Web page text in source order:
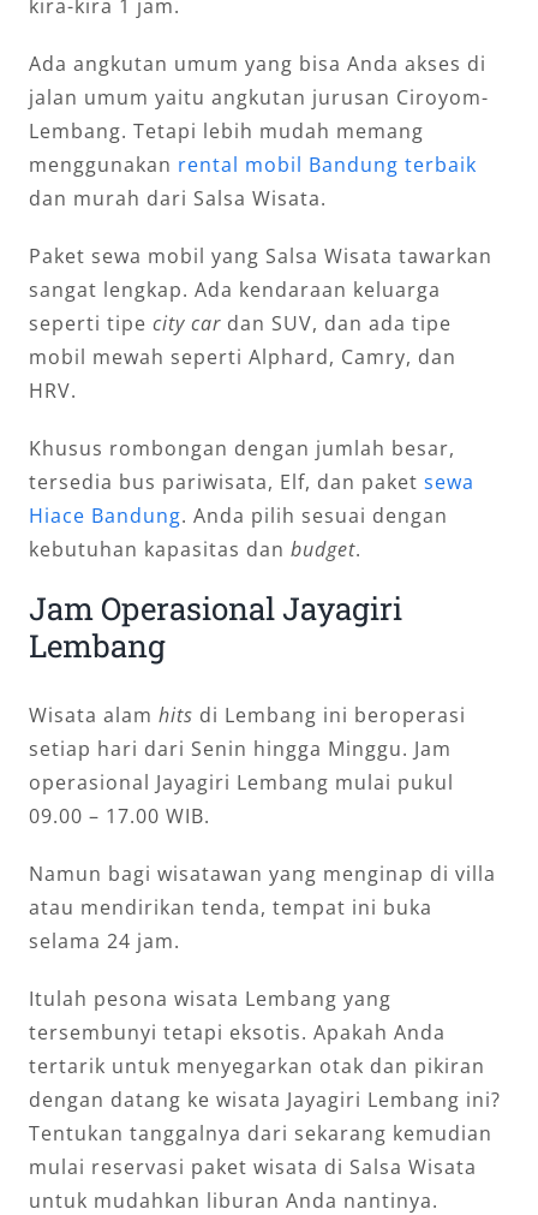
kira-kira 1 jam.
Ada angkutan umum yang bisa Anda akses di
jalan umum yaitu angkutan jurusan Ciroyom-
Lembang. Tetapi lebih mudah memang
menggunakan rental mobil Bandung terbaik
dan murah dari Salsa Wisata.
Paket sewa mobil yang Salsa Wisata tawarkan
sangat lengkap. Ada kendaraan keluarga
seperti tipe city car dan SUV, dan ada tipe
mobil mewah seperti Alphard, Camry, dan
HRV.
Khusus rombongan dengan jumlah besar,
tersedia bus pariwisata, Elf, dan paket sewa
Hiace Bandung. Anda pilih sesuai dengan
kebutuhan kapasitas dan budget.
Jam Operasional Jayagiri
Lembang
Wisata alam hits di Lembang ini beroperasi
setiap hari dari Senin hingga Minggu. Jam
operasional Jayagiri Lembang mulai pukul
09.00 – 17.00 WIB.
Namun bagi wisatawan yang menginap di villa
atau mendirikan tenda, tempat ini buka
selama 24 jam.
Itulah pesona wisata Lembang yang
tersembunyi tetapi eksotis. Apakah Anda
tertarik untuk menyegarkan otak dan pikiran
dengan datang ke wisata Jayagiri Lembang ini?
Tentukan tanggalnya dari sekarang kemudian
mulai reservasi paket wisata di Salsa Wisata
untuk mudahkan liburan Anda nantinya.